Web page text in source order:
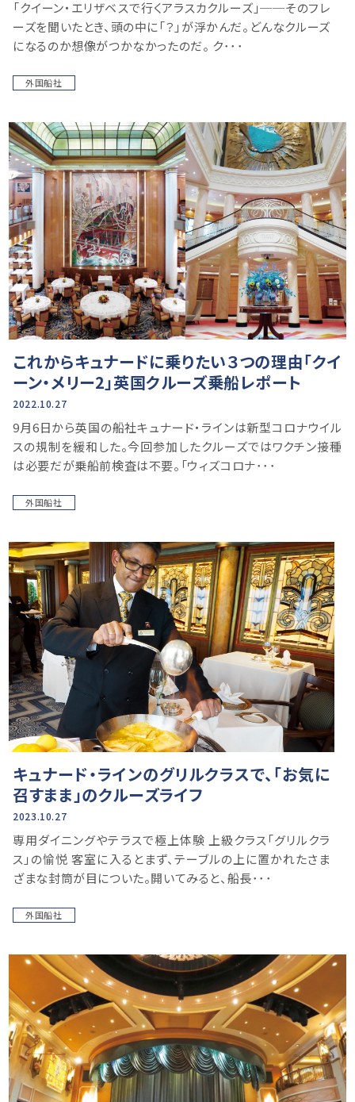
「クイーン・エリザベスで行くアラスカクルーズ」──そのフレ
ーズを聞いたとき、頭の中に「？」が浮かんだ。どんなクルーズ
になるのか想像がつかなかったのだ。 ク･･･
外国船社
これからキュナードに乗りたい３つの理由「クイ
ーン・メリー2」英国クルーズ乗船レポート
2022.10.27
9月6日から英国の船社キュナード・ラインは新型コロナウイル
スの規制を緩和した。今回参加したクルーズではワクチン接種
は必要だが乗船前検査は不要。「ウィズコロナ･･･
外国船社
キュナード・ラインのグリルクラスで、「お気に
召すまま」のクルーズライフ
2023.10.27
専用ダイニングやテラスで極上体験 上級クラス「グリルクラ
ス」の愉悦 客室に入るとまず、テーブルの上に置かれたさま
ざまな封筒が目についた。開いてみると、船長･･･
外国船社